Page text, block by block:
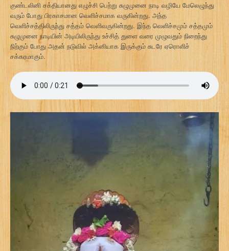
குண்டலினி சக்தியானது எழுச்சி பெற்று சுழுமுனை நாடி வழியே மேலெழுந்து
வரும் போது பிரகாசமான வெளிச்சமாக வருகின்றது. அந்த
வெளிச்சத்திலிருந்து சத்தம் வெளிவருகின்றது. இந்த வெளிச்சமும் சத்தமும்
சுழுமுனை நாடியின் அடியிலிருந்து உச்சித் துளை வரை முழுவதும் நிறைந்து
நிற்கும் போது அதன் நடுவில் அக்னியாக இருக்கும் சுடரே ஏரொளிச்
சக்கரமாகும்.